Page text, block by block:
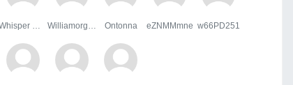
Ontonna eZNMMmne w66PD251